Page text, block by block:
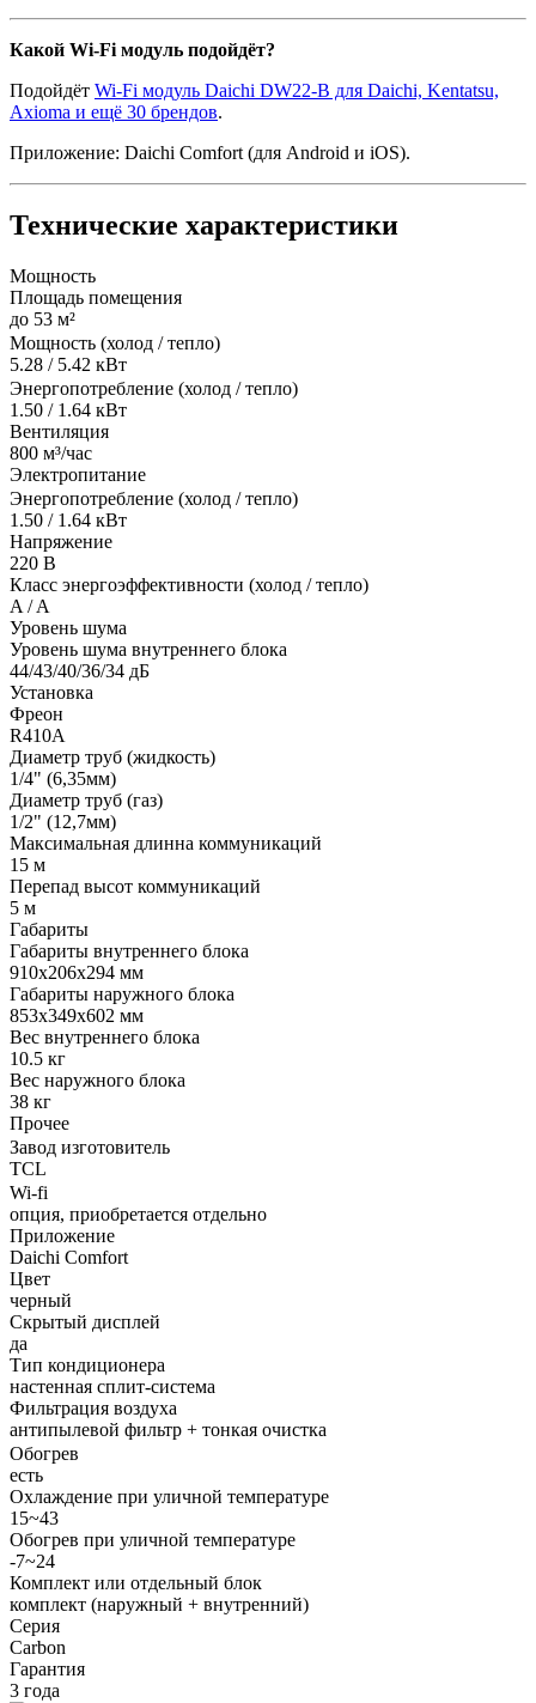
Какой Wi-Fi модуль подойдёт?
Подойдёт Wi-Fi модуль Daichi DW22-B для Daichi, Kentatsu,
Axioma и ещё 30 брендов.
Приложение: Daichi Comfort (для Android и iOS).
Технические характеристики
Мощность
Площадь помещения
до 53 м²
Мощность (холод / тепло)
5.28 / 5.42 кВт
Энергопотребление (холод / тепло)
1.50 / 1.64 кВт
Вентиляция
800 м³/час
Электропитание
Энергопотребление (холод / тепло)
1.50 / 1.64 кВт
Напряжение
220 В
Класс энергоэффективности (холод / тепло)
A / A
Уровень шума
Уровень шума внутреннего блока
44/43/40/36/34 дБ
Установка
Фреон
R410A
Диаметр труб (жидкость)
1/4" (6,35мм)
Диаметр труб (газ)
1/2" (12,7мм)
Максимальная длинна коммуникаций
15 м
Перепад высот коммуникаций
5 м
Габариты
Габариты внутреннего блока
910x206x294 мм
Габариты наружного блока
853x349x602 мм
Вес внутреннего блока
10.5 кг
Вес наружного блока
38 кг
Прочее
Завод изготовитель
TCL
Wi-fi
опция, приобретается отдельно
Приложение
Daichi Comfort
Цвет
черный
Скрытый дисплей
да
Тип кондиционера
настенная сплит-система
Фильтрация воздуха
антипылевой фильтр + тонкая очистка
Обогрев
есть
Охлаждение при уличной температуре
15~43
Обогрев при уличной температуре
-7~24
Комплект или отдельный блок
комплект (наружный + внутренний)
Серия
Carbon
Гарантия
3 года